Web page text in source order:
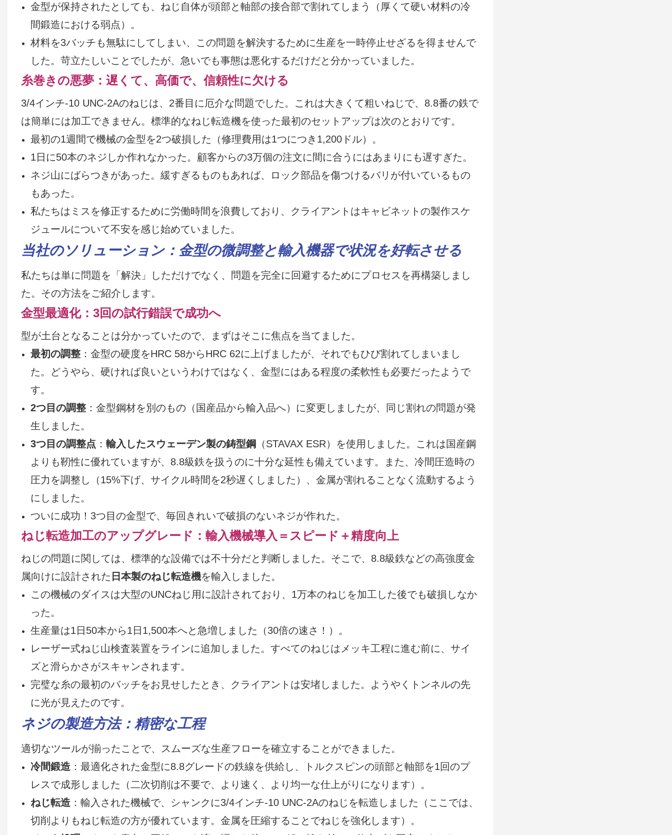
金型が保持されたとしても、ねじ自体が頭部と軸部の接合部で割れてしまう（厚くて硬い材料の冷
間鍛造における弱点）。
材料を3バッチも無駄にしてしまい、この問題を解決するために生産を一時停止せざるを得ませんで
した。苛立たしいことでしたが、急いでも事態は悪化するだけだと分かっていました。
糸巻きの悪夢：遅くて、高価で、信頼性に欠ける
3/4インチ-10 UNC-2Aのねじは、2番目に厄介な問題でした。これは大きくて粗いねじで、8.8番の鉄で
は簡単には加工できません。標準的なねじ転造機を使った最初のセットアップは次のとおりです。
最初の1週間で機械の金型を2つ破損した（修理費用は1つにつき1,200ドル）。
1日に50本のネジしか作れなかった。顧客からの3万個の注文に間に合うにはあまりにも遅すぎた。
ネジ山にばらつきがあった。緩すぎるものもあれば、ロック部品を傷つけるバリが付いているもの
もあった。
私たちはミスを修正するために労働時間を浪費しており、クライアントはキャビネットの製作スケ
ジュールについて不安を感じ始めていました。
当社のソリューション：金型の微調整と輸入機器で状況を好転させる
私たちは単に問題を「解決」しただけでなく、問題を完全に回避するためにプロセスを再構築しまし
た。その方法をご紹介します。
金型最適化：3回の試行錯誤で成功へ
型が土台となることは分かっていたので、まずはそこに焦点を当てました。
最初の調整 ：金型の硬度をHRC 58からHRC 62に上げましたが、それでもひび割れてしまいまし
た。どうやら、硬ければ良いというわけではなく、金型にはある程度の柔軟性も必要だったようで
す。
2つ目の調整 ：金型鋼材を別のもの（国産品から輸入品へ）に変更しましたが、同じ割れの問題が発
生しました。
3つ目の調整点 ：輸入したスウェーデン製の鋳型鋼 （STAVAX ESR）を使用しました。これは国産鋼
よりも靭性に優れていますが、8.8級鉄を扱うのに十分な延性も備えています。また、冷間圧造時の
圧力を調整し（15%下げ、サイクル時間を2秒遅くしました）、金属が割れることなく流動するよう
にしました。
ついに成功！3つ目の金型で、毎回きれいで破損のないネジが作れた。
ねじ転造加工のアップグレード：輸入機械導入＝スピード＋精度向上
ねじの問題に関しては、標準的な設備では不十分だと判断しました。そこで、8.8級鉄などの高強度金
属向けに設計された 日本製のねじ転造機を輸入しました。
この機械のダイスは大型のUNCねじ用に設計されており、1万本のねじを加工した後でも破損しなか
った。
生産量は1日50本から1日1,500本へと急増しました（30倍の速さ！）。
レーザー式ねじ山検査装置をラインに追加しました。すべてのねじはメッキ工程に進む前に、サイ
ズと滑らかさがスキャンされます。
完璧な糸の最初のバッチをお見せしたとき、クライアントは安堵しました。ようやくトンネルの先
に光が見えたのです。
ネジの製造方法：精密な工程
適切なツールが揃ったことで、スムーズな生産フローを確立することができました。
冷間鍛造 ：最適化された金型に8.8グレードの鉄線を供給し、トルクスピンの頭部と軸部を1回のプ
レスで成形しました（二次切削は不要で、より速く、より均一な仕上がりになります）。
ねじ転造 ：輸入された機械で、シャンクに3/4インチ-10 UNC-2Aのねじを転造しました（ここでは、
切削よりもねじ転造の方が優れています。金属を圧縮することでねじを強化します）。